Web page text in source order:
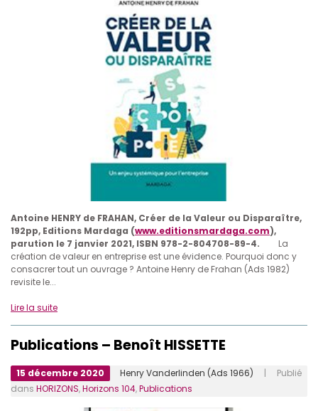
Antoine HENRY de FRAHAN, Créer de la Valeur ou Disparaître,
192pp, Editions Mardaga (www.editionsmardaga.com),
parution le 7 janvier 2021, ISBN 978-2-804708-89-4.
La
création de valeur en entreprise est une évidence. Pourquoi donc y
consacrer tout un ouvrage ? Antoine Henry de Frahan (Ads 1982)
revisite le...
Lire la suite
Publications – Benoît HISSETTE
15 décembre 2020 Henry Vanderlinden (Ads 1966) | Publié
dans HORIZONS,Horizons 104,Publications